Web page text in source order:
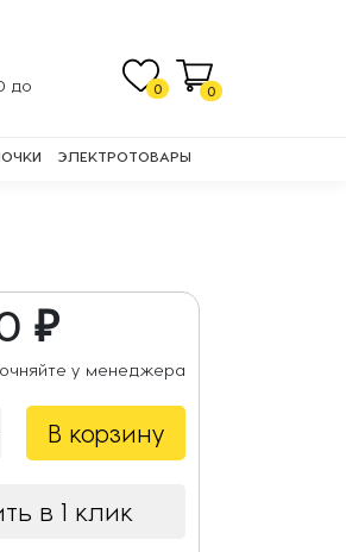
до
0 0
ЭЛЕКТРОТОВАРЫ
₽
у менеджера
В корзину
в 1 клик